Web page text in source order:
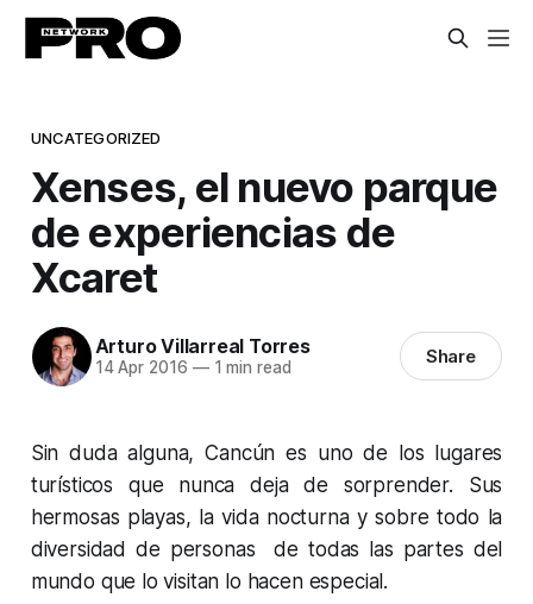
UNCATEGORIZED
Xenses, el nuevo parque
de experiencias de
Xcaret
Arturo Villarreal Torres
14 Apr 2016 —1 min read Share
Sin duda alguna, Cancún es uno de los lugares
turísticos que nunca deja de sorprender. Sus
hermosas playas, la vida nocturna y sobre todo la
diversidad de personas de todas las partes del
mundo que lo visitan lo hacen especial.